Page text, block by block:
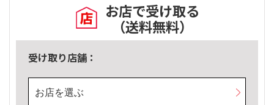
お店で受け取る
（送料無料）
受け取り店舗：
お店を選ぶ